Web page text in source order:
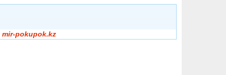
mir-pokupok.kz